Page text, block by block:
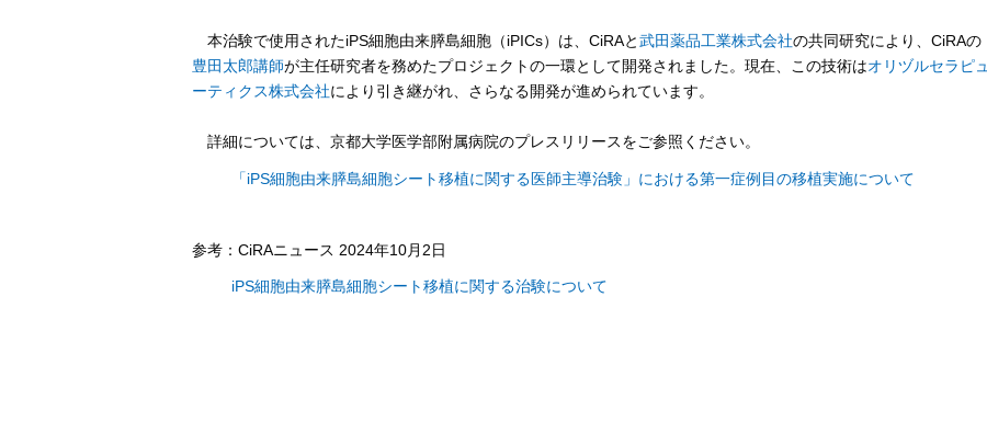
本治験で使用されたiPS細胞由来膵島細胞（iPICs）は、CiRAと武田薬品工業株式会社の共同研究により、CiRAの
豊田太郎講師が主任研究者を務めたプロジェクトの一環として開発されました。現在、この技術はオリヅルセラピュ
ーティクス株式会社により引き継がれ、さらなる開発が進められています。
詳細については、京都大学医学部附属病院のプレスリリースをご参照ください。
「iPS細胞由来膵島細胞シート移植に関する医師主導治験」における第一症例目の移植実施について
参考：CiRAニュース 2024年10月2日
iPS細胞由来膵島細胞シート移植に関する治験について